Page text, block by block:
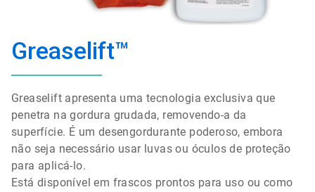
Greaselift™
Greaselift apresenta uma tecnologia exclusiva que
penetra na gordura grudada, removendo-a da
superfície. É um desengordurante poderoso, embora
não seja necessário usar luvas ou óculos de proteção
para aplicá-lo.
Está disponível em frascos prontos para uso ou como